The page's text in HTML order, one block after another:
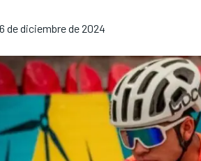
6 de diciembre de 2024